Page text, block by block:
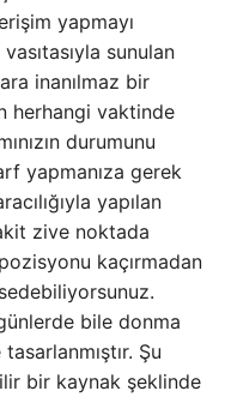
yapmayı
sunulan
inanılmaz bir
herhangi vaktinde
durumunu
yapmanıza gerek
yapılan
zive noktada
kaçırmadan
bile donma
Şu
bir kaynak şeklinde